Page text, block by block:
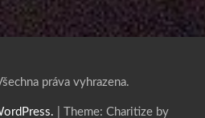
práva vyhrazena.
Theme: Charitize by